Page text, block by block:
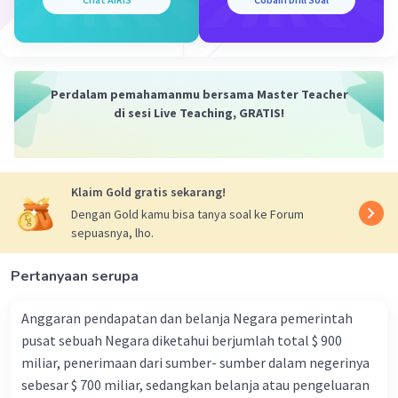
pembayaran tagihan, transfer dana, dan penarikan tunai.
Dalam giro, nasabah dapat menyetor dan menarik dana
memudahkan pengelolaan dan akses ke dana dalam
rekening giro.
Gold Level 87
16 Desember 2023 08:43
Pertanyaan ini membahas tentang sistem perbankan,
giro.
1. BPR dapat melakukan transfer antar bank, namun
biasanya akan dikenakan biaya tambahan. Hal ini karena
BPR tidak memiliki jaringan ATM sendiri dan harus
Perdalam pemahamanmu bersama Master Teacher
di sesi Live Teaching, GRATIS!
Klaim Gold gratis sekarang!
Dengan Gold kamu bisa tanya soal ke Forum
sepuasnya, lho.
Pertanyaan serupa
Anggaran pendapatan dan belanja Negara pemerintah
pusat sebuah Negara diketahui berjumlah total $ 900
miliar, penerimaan dari sumber- sumber dalam negerinya
sebesar $ 700 miliar, sedangkan belanja atau pengeluaran